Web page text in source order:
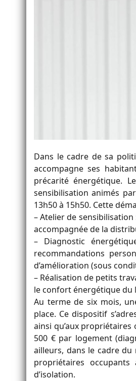
Dans le cadre de sa
accompagne ses
précarité énergétique.
sensibilisation animés
13h50 à 15h50. Cette
– Atelier de
accompagnée de la
– Diagnostic
recommandations
d’amélioration (sous
– Réalisation de petits
le confort énergétique du
Au terme de six mois,
place. Ce dispositif
ainsi qu’aux propriétaires
500 € par logement
ailleurs, dans le cadre du
propriétaires
d’isolation.